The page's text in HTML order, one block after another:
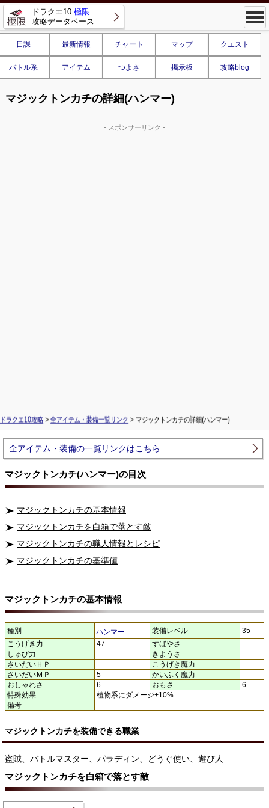
ドラクエ10 極限
攻略データベース
日課 最新情報 チャート マップ クエスト
バトル系 アイテム つよさ 掲示板 攻略blog
マジックトンカチの詳細(ハンマー)
- スポンサーリンク -
ドラクエ10攻略 > 全アイテム・装備一覧リンク > マジックトンカチの詳細(ハンマー)
全アイテム・装備の一覧リンクはこちら
マジックトンカチ(ハンマー)の目次
マジックトンカチの基本情報
マジックトンカチを白箱で落とす敵
マジックトンカチの職人情報とレシピ
マジックトンカチの基準値
マジックトンカチの基本情報
種別 ハンマー 装備レベル
35
こうげき力
47
すばやさ
しゅび力
きようさ
さいだいＨＰ
こうげき魔力
さいだいＭＰ
5
かいふく魔力
おしゃれさ
6 おもさ
6
特殊効果
植物系にダメージ+10%
備考
マジックトンカチを装備できる職業
盗賊、バトルマスター、パラディン、どうぐ使い、遊び人
マジックトンカチを白箱で落とす敵